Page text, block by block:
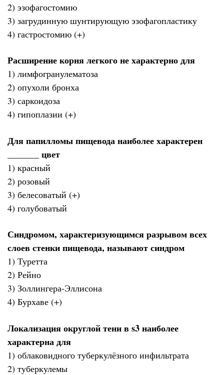
2) эзофагостомию
3) загрудинную шунтирующую эзофагопластику
4) гастростомию (+)
Расширение корня легкого не характерно для
1) лимфогранулематоза
2) опухоли бронха
3) саркоидоза
4) гипоплазии (+)
Для папилломы пищевода наиболее характерен
_______ цвет
1) красный
2) розовый
3) белесоватый (+)
4) голубоватый
Синдромом, характеризующимся разрывом всех
слоев стенки пищевода, называют синдром
1) Туретта
2) Рейно
3) Золлингера-Эллисона
4) Бурхаве (+)
Локализация округлой тени в s3 наиболее
характерна для
1) облаковидного туберкулёзного инфильтрата
2) туберкулемы